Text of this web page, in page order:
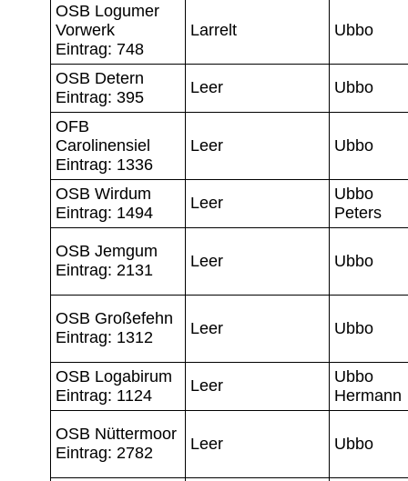
OSB Logumer
Vorwerk
Eintrag: 748
Larrelt Ubbo
OSB Detern
Eintrag: 395
Leer Ubbo
OFB
Carolinensiel
Eintrag: 1336
Leer Ubbo
OSB Wirdum
Eintrag: 1494
Leer
Ubbo
Peters
OSB Jemgum
Eintrag: 2131
Leer Ubbo
OSB Großefehn
Eintrag: 1312
Leer Ubbo
OSB Logabirum
Eintrag: 1124
Leer
Ubbo
Hermann
OSB Nüttermoor
Eintrag: 2782
Leer Ubbo